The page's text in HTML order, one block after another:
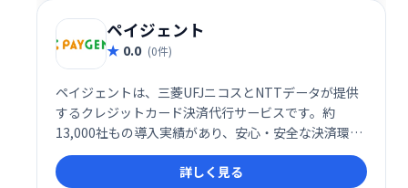
ペイジェント
0.0 (0件)
ペイジェントは、三菱UFJニコスとNTTデータが提供
するクレジットカード決済代行サービスです。約
13,000社もの導入実績があり、安心・安全な決済環境
を提供します。スムーズな決済処理と充実したサポー
ト体制で、お客様のビジネス成長を支援します。
詳しく見る